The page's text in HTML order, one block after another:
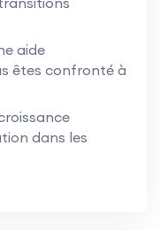
aide
êtes confronté à
dans les